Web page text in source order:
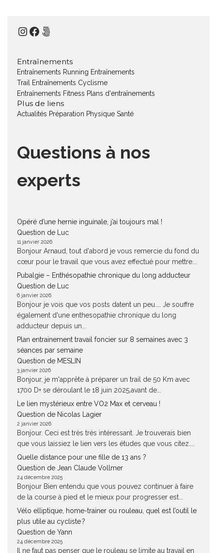
Instagram
Facebook
500px
Entraînements
Entraînements Running Entraînements
Trail
Entraînements Cyclisme
Entraînements Fitness Plans d'entraînements
Plus de liens
Actualités Préparation Physique Santé
Questions à nos
experts
Opéré d’une hernie inguinale, j’ai toujours mal !
Question de Luc
11 janvier 2026
Bonjour Arnaud, tout d'abord je vous remercie du fond du
cœur pour le travail que vous avez effectué pour mettre...
Pubalgie – Enthésopathie chronique du long adducteur
Question de Luc
6 janvier 2026
Bonjour je vois que vos posts datent un peu.... Je souffre
également d'une enthesopathie chronique du long
adducteur depuis un...
Plan entrainement travail foncier sur 8 semaines avec 3
séances par semaine
Question de MESLIN
3 janvier 2026
Bonjour, je m'apprête à préparer un trail de 50 Km avec
1700 D+ se déroulant le 18 juin 2025,avant de...
Le lien mystérieux entre VO2 Max et cerveau !
Question de Nicolas Lagier
2 janvier 2026
Bonjour. Ceci est très très intéressant. Je trouverais bien
que vous laissiez le lien vers les études que vous citez....
Quelle distance pour une fille de 13 ans ?
Question de Jean Claude Vollmer
24 décembre 2025
Bonjour Bien entendu que vous pouvez continuer à faire
de la course à pied et le mieux pour progresser est...
Vélo elliptique, home-trainer ou rouleau, quel est l’outil le
plus utile au cycliste ?
Question de Yann
24 décembre 2025
Il ne faut pas penser que le rouleau se limite au travail en